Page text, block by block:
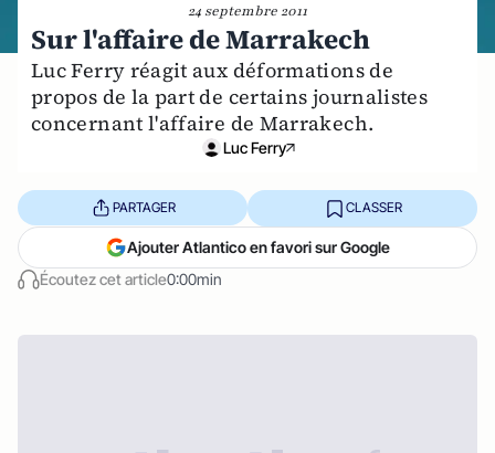
24 septembre 2011
Sur l'affaire de Marrakech
Luc Ferry réagit aux déformations de
propos de la part de certains journalistes
concernant l'affaire de Marrakech.
Luc Ferry
Écoutez cet article0:00min
PARTAGER CLASSER
Ajouter Atlantico en favori sur Google